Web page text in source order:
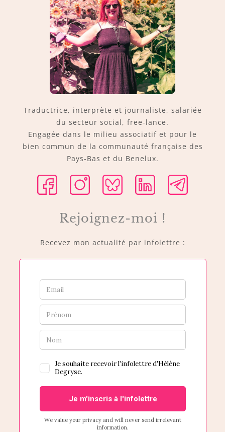
Traductrice, interprète et journaliste, salariée
du secteur social, free-lance.
Engagée dans le milieu associatif et pour le
bien commun de la communauté française des
Pays-Bas et du Benelux.
Rejoignez-moi !
Recevez mon actualité par infolettre :